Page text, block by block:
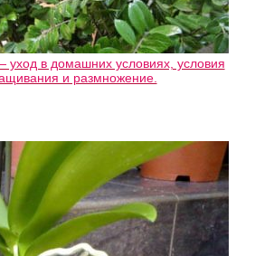
уход в домашних условиях, условия
и размножение.